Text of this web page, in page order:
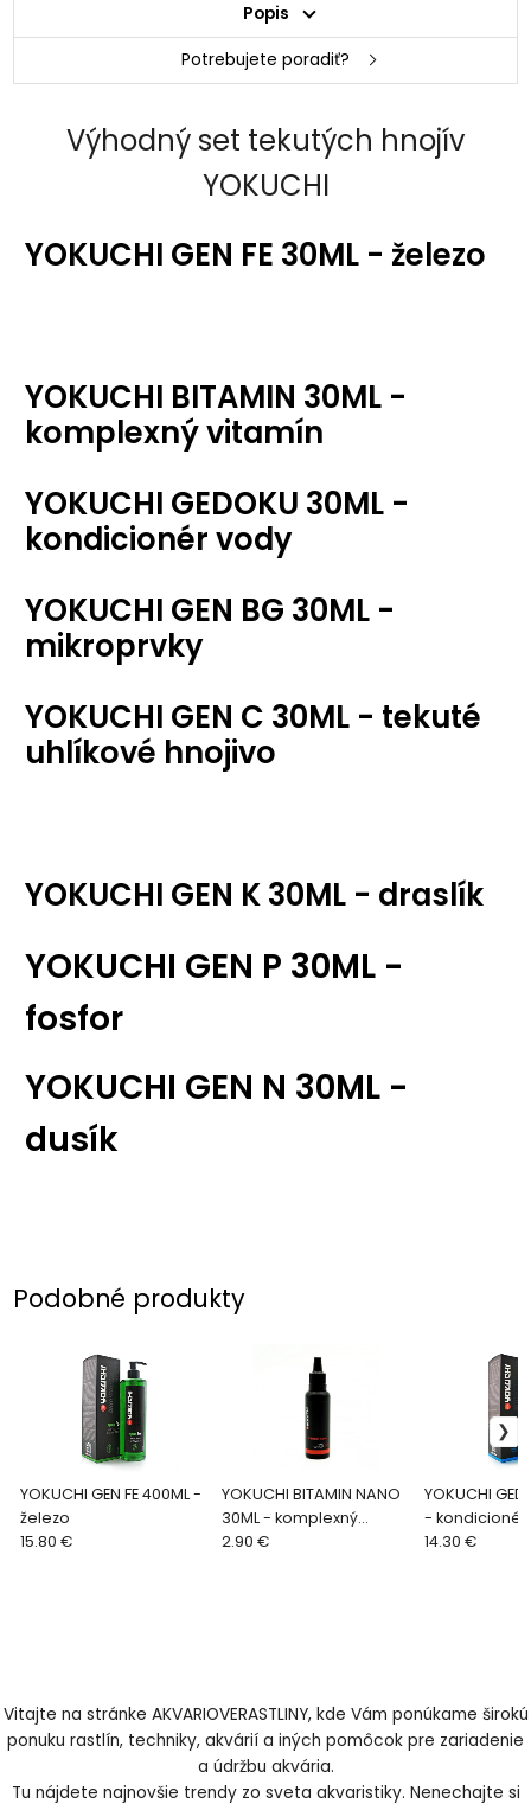
Popis
Potrebujete poradiť?
Výhodný set tekutých hnojív
YOKUCHI
YOKUCHI GEN FE 30ML - železo
YOKUCHI BITAMIN 30ML -
komplexný vitamín
YOKUCHI GEDOKU 30ML -
kondicionér vody
YOKUCHI GEN BG 30ML -
mikroprvky
YOKUCHI GEN C 30ML - tekuté
uhlíkové hnojivo
YOKUCHI GEN K 30ML - draslík
YOKUCHI GEN P 30ML -
fosfor
YOKUCHI GEN N 30ML -
dusík
Podobné produkty
YOKUCHI GEN FE 400ML -
železo
15.80 €
YOKUCHI BITAMIN NANO
30ML - komplexný
vitamín
2.90 €
YOKUCHI
- kondicionér
14.30 €
Vitajte na stránke AKVARIOVERASTLINY, kde Vám ponúkame širokú
ponuku rastlín, techniky, akvárií a iných pomôcok pre zariadenie
a údržbu akvária.
Tu nájdete najnovšie trendy zo sveta akvaristiky. Nenechajte si